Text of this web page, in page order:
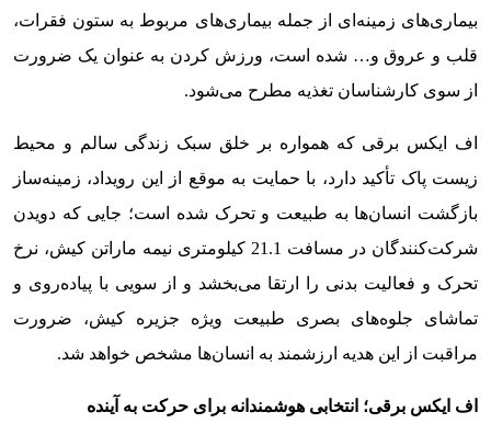
بیماری‌های زمینه‌ای از جمله بیماری‌های مربوط به ستون فقرات،
قلب و عروق و… شده است، ورزش کردن به عنوان یک ضرورت
از سوی کارشناسان تغذیه مطرح می‌شود.
اف ایکس برقی که همواره بر خلق سبک زندگی سالم و محیط
زیست پاک تأکید دارد، با حمایت به موقع از این رویداد، زمینه‌ساز
بازگشت انسان‌ها به طبیعت و تحرک شده است؛ جایی که دویدن
شرکت‌کنندگان در مسافت 21.1 کیلومتری نیمه ماراتن کیش، نرخ
تحرک و فعالیت بدنی را ارتقا می‌بخشد و از سویی با پیاده‌روی و
تماشای جلوه‌های بصری طبیعت ویژه جزیره کیش، ضرورت
مراقبت از این هدیه ارزشمند به انسان‌ها مشخص خواهد شد.
اف ایکس برقی؛ انتخابی هوشمندانه برای حرکت به آینده